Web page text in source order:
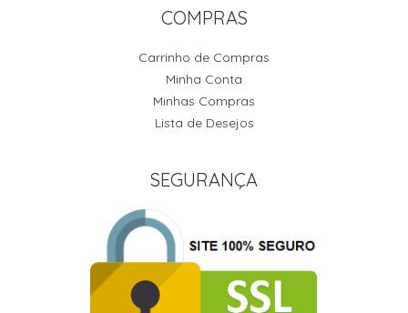
COMPRAS
Carrinho de Compras
Minha Conta
Minhas Compras
Lista de Desejos
SEGURANÇA